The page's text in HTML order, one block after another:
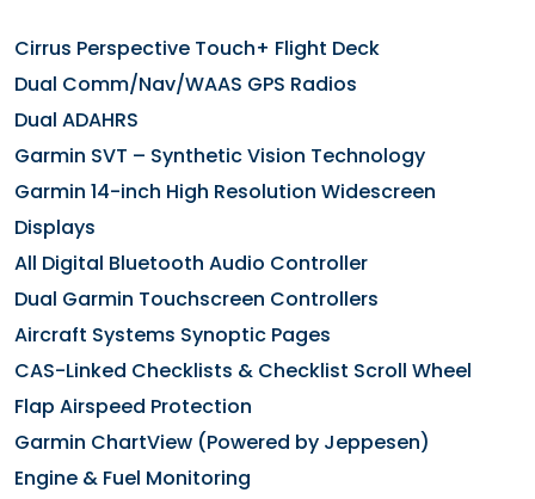
Cirrus Perspective Touch+ Flight Deck
Dual Comm/Nav/WAAS GPS Radios
Dual ADAHRS
Garmin SVT – Synthetic Vision Technology
Garmin 14-inch High Resolution Widescreen
Displays
All Digital Bluetooth Audio Controller
Dual Garmin Touchscreen Controllers
Aircraft Systems Synoptic Pages
CAS-Linked Checklists & Checklist Scroll Wheel
Flap Airspeed Protection
Garmin ChartView (Powered by Jeppesen)
Engine & Fuel Monitoring